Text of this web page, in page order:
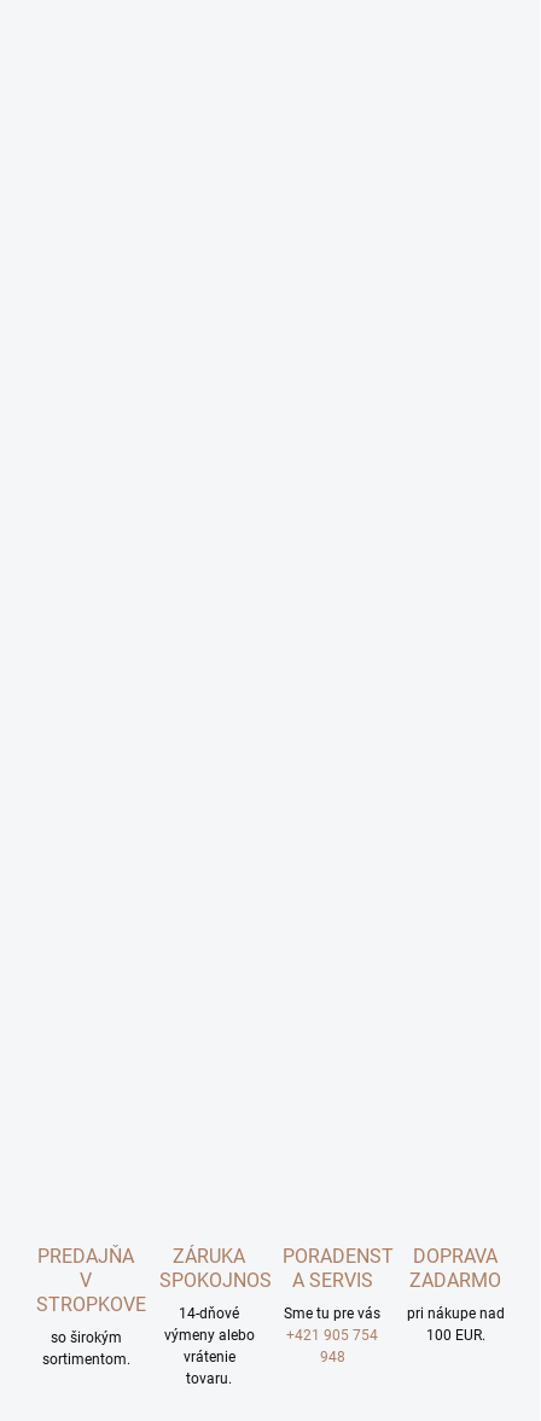
PREDAJŇA
V
STROPKOVE
so širokým
sortimentom.
ZÁRUKA
SPOKOJNOSTI
14-dňové
výmeny alebo
vrátenie
tovaru.
PORADENSTVO
A SERVIS
Sme tu pre vás
+421 905 754
948
DOPRAVA
ZADARMO
pri nákupe nad
100 EUR.